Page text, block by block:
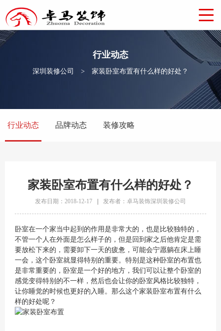
行业动态
深圳装修公司 > 家装卧室布置有什么样的好处？
行业动态 品牌动态 装修攻略
家装卧室布置有什么样的好处？
发布日期：2018-12-17 发布者：卓马装饰深圳装修公司
卧室在一个家当中起到的作用是非常大的，也是比较独特的，
不管一个人在外面是怎么样子的，但是回到家之后他肯定是需
要放松下来的，需要卸下一天的疲惫，可能会宁愿躺在床上睡
一会，这个卧室就显得特别的重要。特别是这种卧室的布置也
是非常重要的，卧室是一个好的地方，我们可以让整个卧室的
感觉变得特别的不一样，然后也会让你的卧室风格比较独特，
让你睡觉的时候也更好的入睡。那么这个家装卧室布置有什么
样的好处呢？